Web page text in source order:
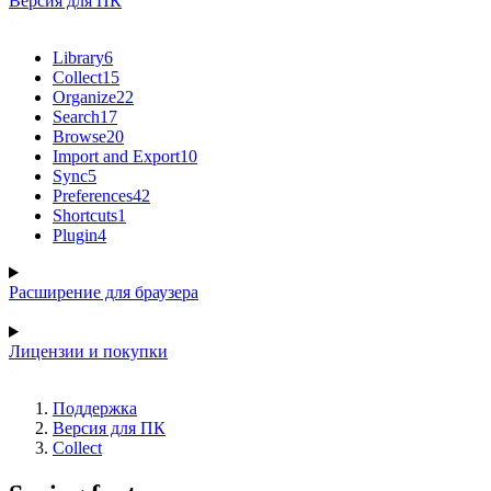
Library6
Collect15
Organize22
Search17
Browse20
Import and Export10
Sync5
Preferences42
Shortcuts1
Plugin4
Расширение для браузера
Лицензии и покупки
Поддержка
Версия для ПК
Collect